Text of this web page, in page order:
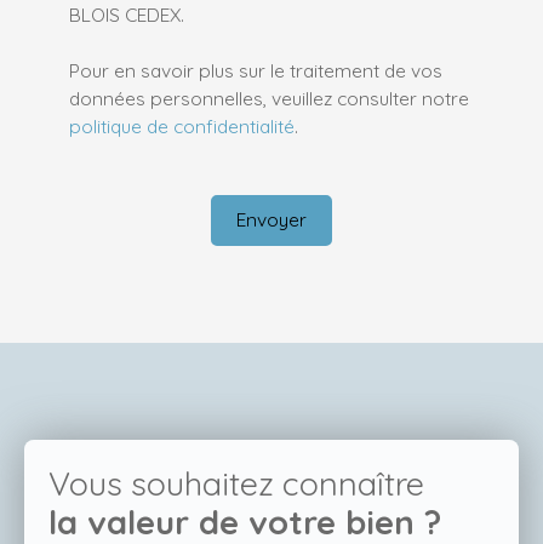
BLOIS CEDEX.
Pour en savoir plus sur le traitement de vos
données personnelles, veuillez consulter notre
politique de confidentialité.
Envoyer
Vous souhaitez connaître
la valeur de votre bien ?